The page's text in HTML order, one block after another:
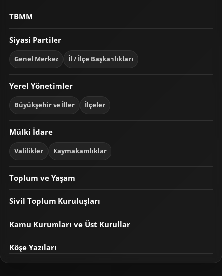
TBMM
Siyasi Partiler
Genel Merkez İl / İlçe Başkanlıkları
Yerel Yönetimler
Büyükşehir ve İller İlçeler
Mülki İdare
Valilikler Kaymakamlıklar
Toplum ve Yaşam
Sivil Toplum Kuruluşları
Kamu Kurumları ve Üst Kurullar
Köşe Yazıları